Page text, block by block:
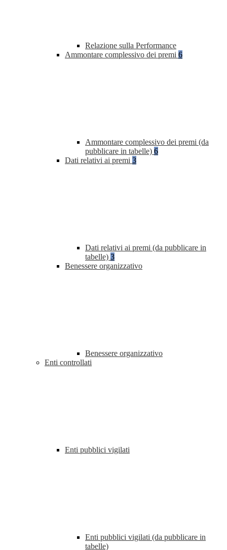
Relazione sulla Performance
Ammontare complessivo dei premi 6
Ammontare complessivo dei premi (da
pubblicare in tabelle) 6
Dati relativi ai premi 3
Dati relativi ai premi (da pubblicare in
tabelle) 3
Benessere organizzativo
Benessere organizzativo
Enti controllati
Enti pubblici vigilati
Enti pubblici vigilati (da pubblicare in
tabelle)